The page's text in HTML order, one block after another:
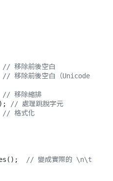
// 移除前後空白
// 移除前後空白（Unicode
// 移除縮排
// 處理跳脫字元
// 格式化
// 變成實際的 \n\t